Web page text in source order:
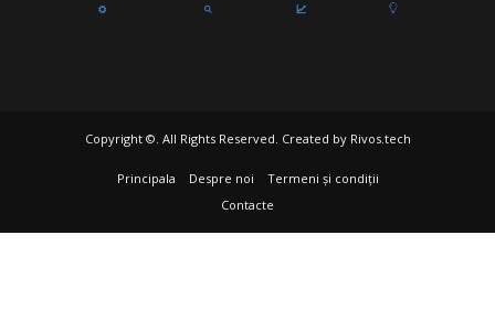
Copyright ©. All Rights Reserved. Created by Rivos.tech
Principala Despre noi
Termeni și condiții
Contacte